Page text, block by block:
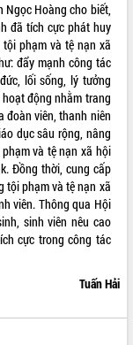
Ngọc Hoàng cho biết,
đã tích cực phát huy
phạm và tệ nạn xã
đẩy mạnh công tác
lối sống, lý tưởng
động nhằm trang
đoàn viên, thanh niên
dục sâu rộng, nâng
và tệ nạn xã hội
Đồng thời, cung cấp
tội phạm và tệ nạn xã
viên. Thông qua Hội
sinh viên nêu cao
cực trong công tác
Tuấn Hải